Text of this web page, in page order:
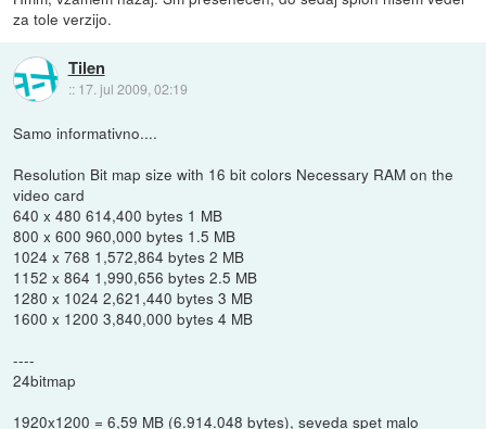
za tole verzijo.
Tilen
:: 17. jul 2009, 02:19
Samo informativno....
Resolution Bit map size with 16 bit colors Necessary RAM on the
video card
640 x 480 614,400 bytes 1 MB
800 x 600 960,000 bytes 1.5 MB
1024 x 768 1,572,864 bytes 2 MB
1152 x 864 1,990,656 bytes 2.5 MB
1280 x 1024 2,621,440 bytes 3 MB
1600 x 1200 3,840,000 bytes 4 MB
----
24bitmap
1920x1200 = 6,59 MB (6.914.048 bytes), seveda spet malo